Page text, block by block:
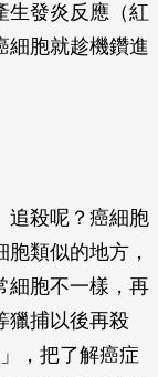
生發炎反應（紅
細胞就趁機鑽進
追殺呢？癌細胞
類似的地方，
細胞不一樣，再
獵捕以後再殺
，把了解癌症